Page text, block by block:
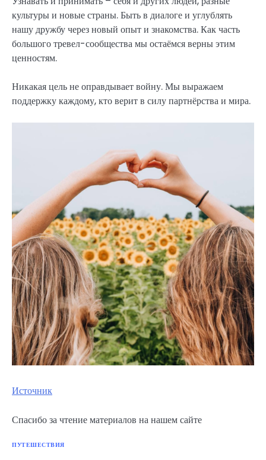
культуры и новые страны. Быть в диалоге и углублять
нашу дружбу через новый опыт и знакомства. Как часть
большого тревел-сообщества мы остаёмся верны этим
ценностям.
Никакая цель не оправдывает войну. Мы выражаем
поддержку каждому, кто верит в силу партнёрства и мира.
Источник
Спасибо за чтение материалов на нашем сайте
ПУТЕШЕСТВИЯ